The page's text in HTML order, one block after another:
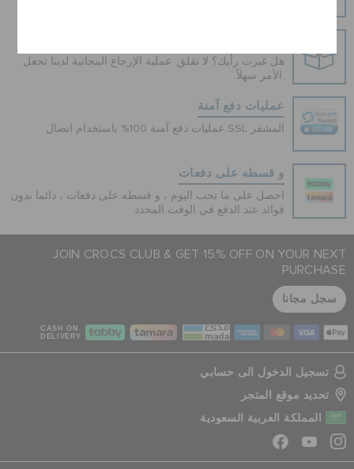
هل غيرت رأيك؟ لا تقلق. عملية الإرجاع المجانية لدينا تجعل
الأمر سهلاً.
عمليات دفع آمنة
عمليات دفع آمنة 100% باستخدام اتصال SSL المشفر
و قسطه على دفعات
احصل على ما تحب اليوم ، و قسطه على دفعات ، دائما بدون
فوائد عند الدفع في الوقت المحدد
JOIN CROCS CLUB & GET 15% OFF ON YOUR NEXT
PURCHASE
سجل مجانا
CASH ON
DELIVERY
تسجيل الدخول الى حسابي
تحديد موقع المتجر
المملكة العربية السعودية